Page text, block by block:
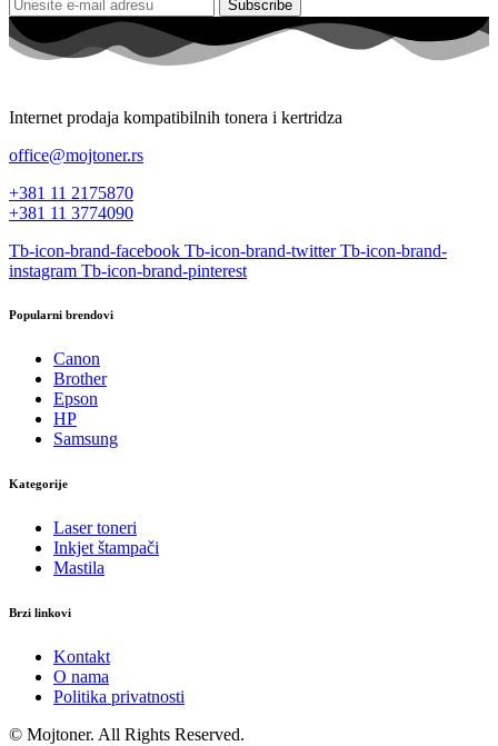
Subscribe
Internet prodaja kompatibilnih tonera i kertridza
office@mojtoner.rs
+381 11 2175870
+381 11 3774090
Tb-icon-brand-facebook Tb-icon-brand-twitter Tb-icon-brand-
instagram Tb-icon-brand-pinterest
Popularni brendovi
Canon
Brother
Epson
HP
Samsung
Kategorije
Laser toneri
Inkjet štampači
Mastila
Brzi linkovi
Kontakt
O nama
Politika privatnosti
© Mojtoner. All Rights Reserved.